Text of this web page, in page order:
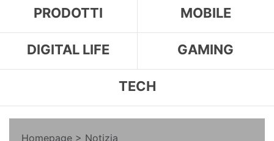
PRODOTTI MOBILE
DIGITAL LIFE GAMING
TECH
Homepage > Notizia